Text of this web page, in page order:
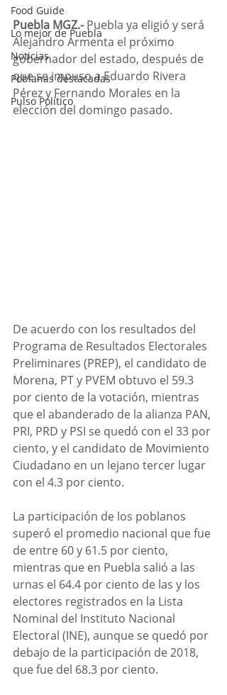
Food Guide
Lo mejor de Puebla
Noticias
Poblanas destacadas
Pulso Político
Puebla MGZ.- Puebla ya eligió y será
Alejandro Armenta el próximo
gobernador del estado, después de
que se impuso a Eduardo Rivera
Pérez y Fernando Morales en la
elección del domingo pasado.
De acuerdo con los resultados del
Programa de Resultados Electorales
Preliminares (PREP), el candidato de
Morena, PT y PVEM obtuvo el 59.3
por ciento de la votación, mientras
que el abanderado de la alianza PAN,
PRI, PRD y PSI se quedó con el 33 por
ciento, y el candidato de Movimiento
Ciudadano en un lejano tercer lugar
con el 4.3 por ciento.
La participación de los poblanos
superó el promedio nacional que fue
de entre 60 y 61.5 por ciento,
mientras que en Puebla salió a las
urnas el 64.4 por ciento de las y los
electores registrados en la Lista
Nominal del Instituto Nacional
Electoral (INE), aunque se quedó por
debajo de la participación de 2018,
que fue del 68.3 por ciento.